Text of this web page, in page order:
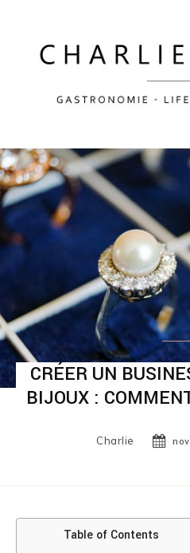
CRÉER UN
BIJOUX :
Charlie
Table of Contents